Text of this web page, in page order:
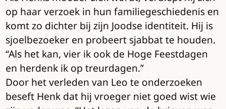
op haar verzoek in hun familiegeschiedenis en
komt zo dichter bij zijn Joodse identiteit. Hij is
sjoelbezoeker en probeert sjabbat te houden.
“Als het kan, vier ik ook de Hoge Feestdagen
en herdenk ik op treurdagen.”
Door het verleden van Leo te onderzoeken
beseft Henk dat hij vroeger niet goed wist wie